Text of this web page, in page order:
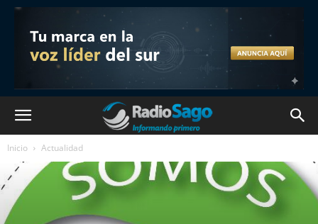
Inicio Actualidad